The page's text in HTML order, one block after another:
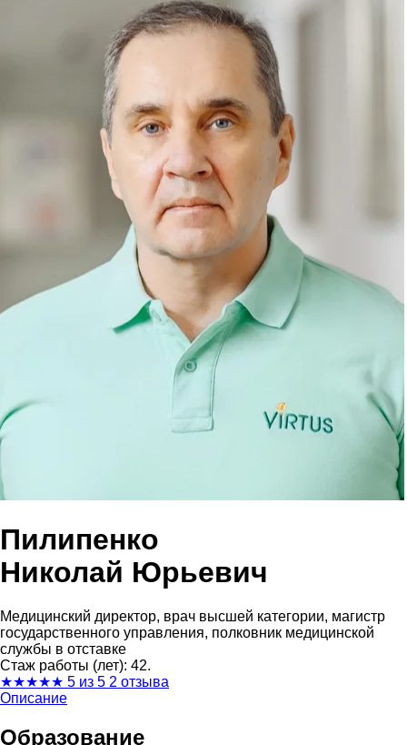
Пилипенко
Николай Юрьевич
Медицинский директор, врач высшей категории, магистр
государственного управления, полковник медицинской
службы в отставке
Стаж работы (лет): 42.
★★★★★ 5 из 5 2 отзыва
Описание
Образование